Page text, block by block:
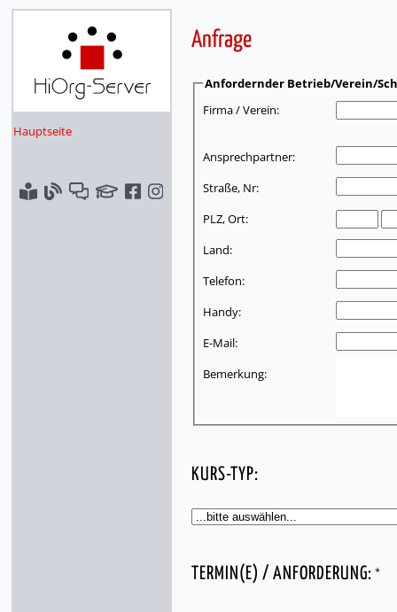
Hauptseite
Anfrage
Anfordernder Betrieb/Verein/
Firma / Verein:
Ansprechpartner:
Straße, Nr:
PLZ, Ort:
Land:
Telefon:
Handy:
E-Mail:
Bemerkung:
KURS-TYP:
TERMIN(E) / ANFORDERUNG: *